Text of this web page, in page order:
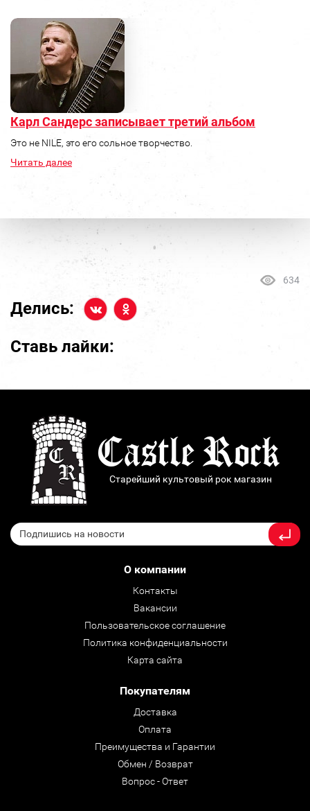
Карл Сандерс записывает третий альбом
Это не NILE, это его сольное творчество.
Читать далее
634
Делись:
Ставь лайки:
Старейший культовый рок магазин
О компании
Контакты
Вакансии
Пользовательское соглашение
Политика конфиденциальности
Карта сайта
Покупателям
Доставка
Оплата
Преимущества и Гарантии
Обмен / Возврат
Вопрос - Ответ